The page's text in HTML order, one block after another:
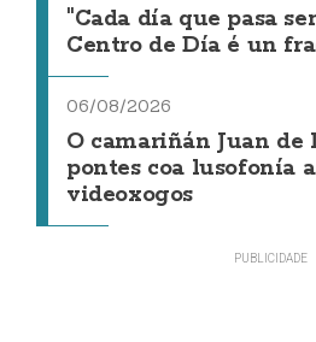
"Cada día que pasa
Centro de Día é un
06/08/2026
O camariñán Juan
pontes coa lusofonía
videoxogos